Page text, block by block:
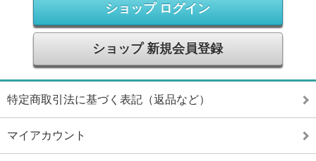
ショップ ログイン
ショップ 新規会員登録
特定商取引法に基づく表記（返品など）
マイアカウント